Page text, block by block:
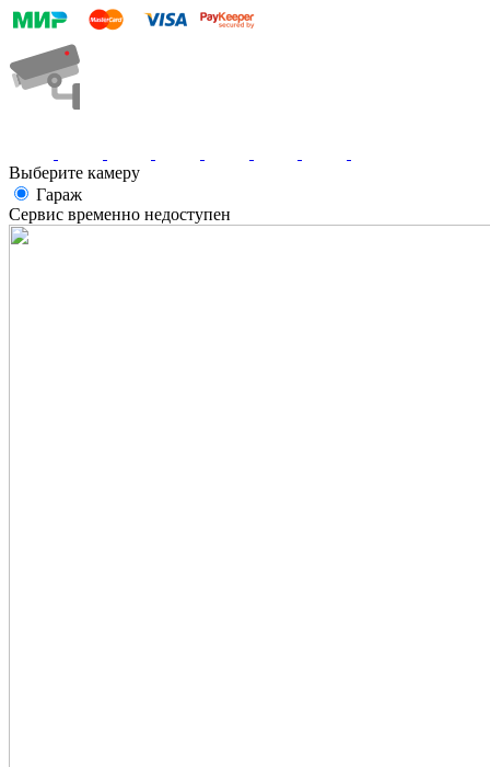
Выберите камеру
Гараж
Сервис временно недоступен